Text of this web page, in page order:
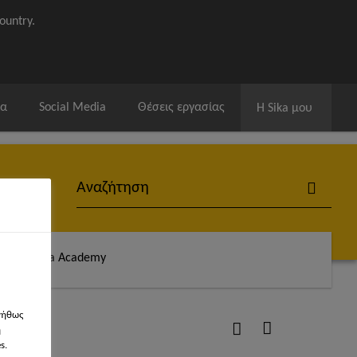
Social Media Θέσεις εργασίας Η Sika μου
Sika Academy